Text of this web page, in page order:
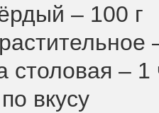
– 100 г
столовая –
вкусу